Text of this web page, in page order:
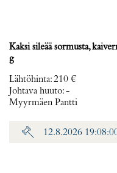
Kaksi sileää sormusta,
g
Lähtöhinta:210 €
Johtava huuto:-
Myyrmäen Pantti
12.8.2026